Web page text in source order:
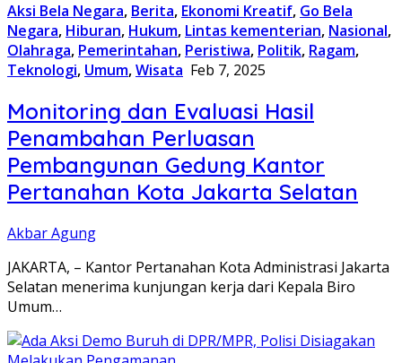
Aksi Bela Negara, Berita, Ekonomi Kreatif, Go Bela
Negara, Hiburan, Hukum, Lintas kementerian, Nasional,
Olahraga, Pemerintahan, Peristiwa, Politik, Ragam,
Teknologi, Umum,Wisata Feb 7, 2025
Monitoring dan Evaluasi Hasil
Penambahan Perluasan
Pembangunan Gedung Kantor
Pertanahan Kota Jakarta Selatan
Akbar Agung
JAKARTA, – Kantor Pertanahan Kota Administrasi Jakarta
Selatan menerima kunjungan kerja dari Kepala Biro
Umum…